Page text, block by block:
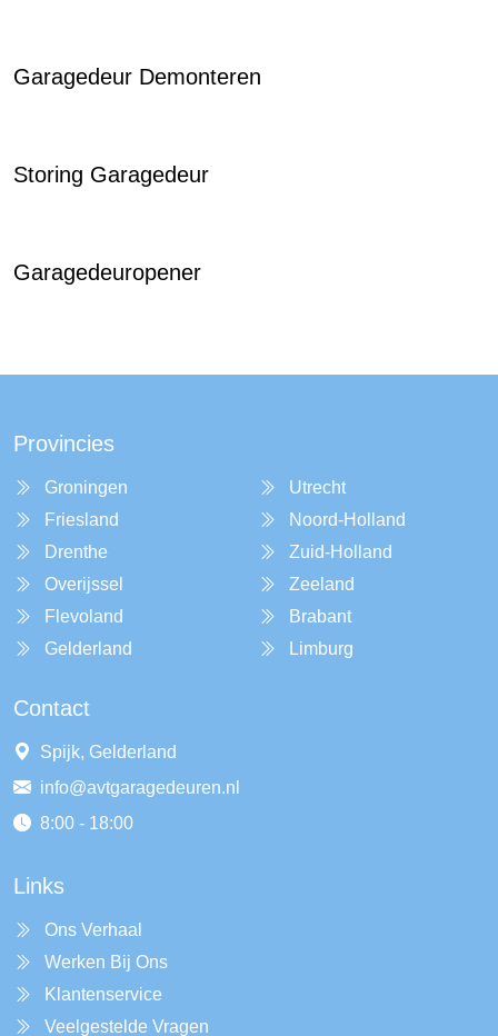
Garagedeur Demonteren
Storing Garagedeur
Garagedeuropener
Provincies
Groningen
Friesland
Drenthe
Overijssel
Flevoland
Gelderland
Utrecht
Noord-Holland
Zuid-Holland
Zeeland
Brabant
Limburg
Contact
Spijk, Gelderland
info@avtgaragedeuren.nl
8:00 - 18:00
Links
Ons Verhaal
Werken Bij Ons
Klantenservice
Veelgestelde Vragen